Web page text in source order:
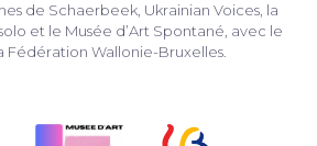
de Schaerbeek, Ukrainian Voices, la
et le Musée d’Art Spontané, avec le
Fédération Wallonie-Bruxelles.